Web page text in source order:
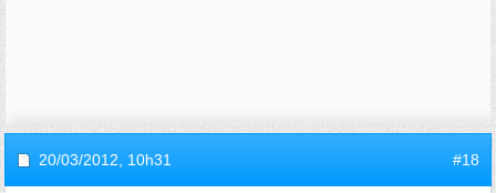
20/03/2012, 10h31 #18